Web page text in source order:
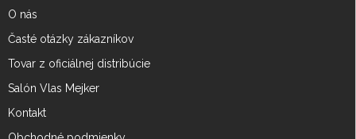
O nás
Časté otázky zákazníkov
Tovar z oficiálnej distribúcie
Salón Vlas Mejker
Kontakt